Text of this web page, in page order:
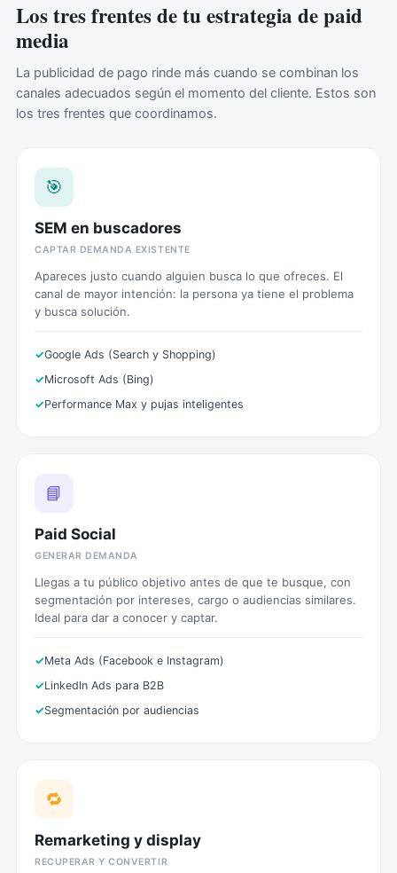
Los tres frentes de tu estrategia de paid
media
La publicidad de pago rinde más cuando se combinan los
canales adecuados según el momento del cliente. Estos son
los tres frentes que coordinamos.
🎯
SEM en buscadores
CAPTAR DEMANDA EXISTENTE
Apareces justo cuando alguien busca lo que ofreces. El
canal de mayor intención: la persona ya tiene el problema
y busca solución.
Google Ads (Search y Shopping)
Microsoft Ads (Bing)
Performance Max y pujas inteligentes
📘
Paid Social
GENERAR DEMANDA
Llegas a tu público objetivo antes de que te busque, con
segmentación por intereses, cargo o audiencias similares.
Ideal para dar a conocer y captar.
Meta Ads (Facebook e Instagram)
LinkedIn Ads para B2B
Segmentación por audiencias
🔁
Remarketing y display
RECUPERAR Y CONVERTIR